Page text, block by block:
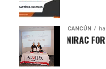
CANCÚN
ACOTUR Y CANIRAC